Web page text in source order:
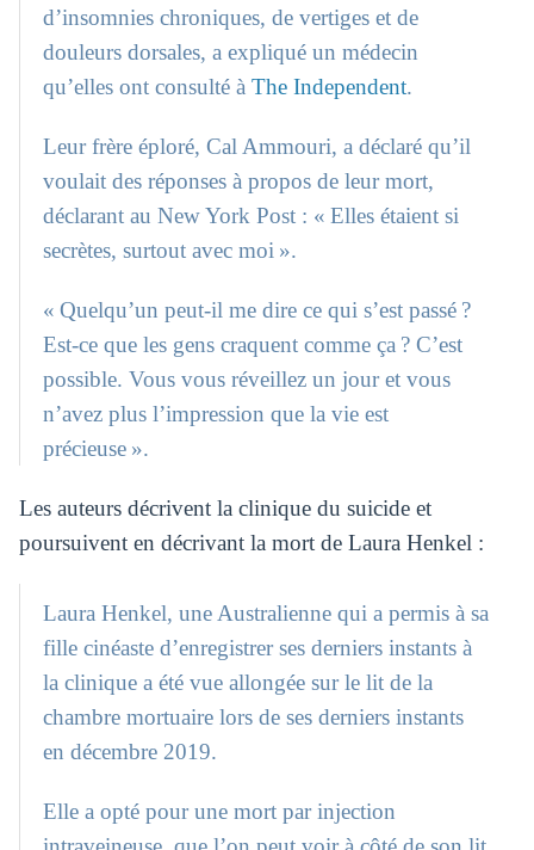
d’insomnies chroniques, de vertiges et de
douleurs dorsales, a expliqué un médecin
qu’elles ont consulté àThe Independent.
Leur frère éploré, Cal Ammouri, a déclaré qu’il
voulait des réponses à propos de leur mort,
déclarant au New York Post : « Elles étaient si
secrètes, surtout avec moi ».
« Quelqu’un peut-il me dire ce qui s’est passé ?
Est-ce que les gens craquent comme ça ? C’est
possible. Vous vous réveillez un jour et vous
n’avez plus l’impression que la vie est
précieuse ».
Les auteurs décrivent la clinique du suicide et
poursuivent en décrivant la mort de Laura Henkel :
Laura Henkel, une Australienne qui a permis à sa
fille cinéaste d’enregistrer ses derniers instants à
la clinique a été vue allongée sur le lit de la
chambre mortuaire lors de ses derniers instants
en décembre 2019.
Elle a opté pour une mort par injection